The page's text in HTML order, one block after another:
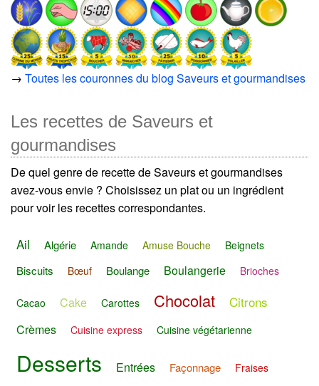
→ Toutes les couronnes du blog Saveurs et gourmandises
Les recettes de Saveurs et
gourmandises
De quel genre de recette de Saveurs et gourmandises
avez-vous envie ? Choisissez un plat ou un ingrédient
pour voir les recettes correspondantes.
Ail Algérie Amande Amuse Bouche Beignets
Biscuits Bœuf Boulange Boulangerie Brioches
Cacao Cake Carottes Chocolat Citrons
Crèmes Cuisine express Cuisine végétarienne
Desserts Entrées Façonnage Fraises